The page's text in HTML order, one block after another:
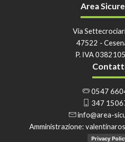
Area
Via
47522 -
P. IVA
0547
347
info@area-
Amministrazione:
Privacy